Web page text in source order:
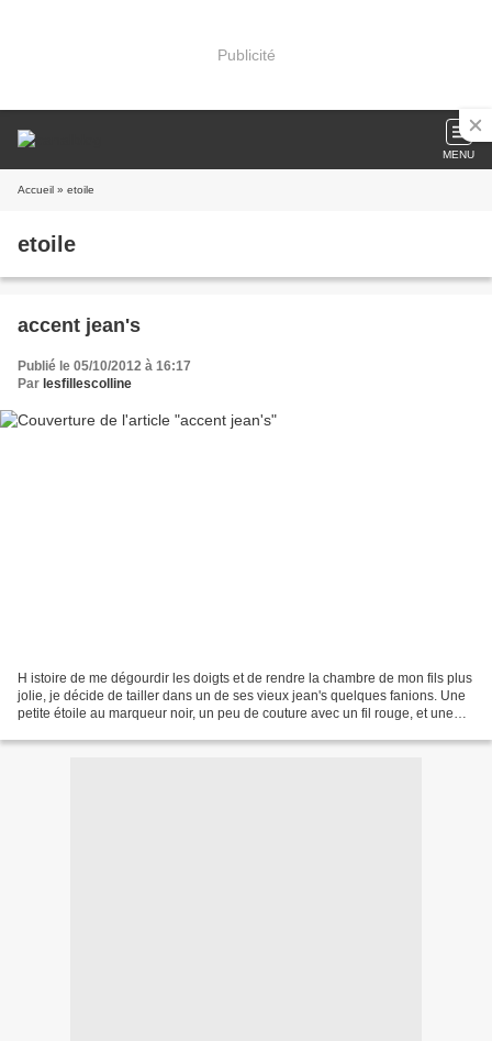
Publicité
MENU
Accueil » etoile
etoile
accent jean's
Publié le 05/10/2012 à 16:17
Par lesfillescolline
H istoire de me dégourdir les doigts et de rendre la chambre de mon fils plus
jolie, je décide de tailler dans un de ses vieux jean's quelques fanions. Une
petite étoile au marqueur noir, un peu de couture avec un fil rouge, et une